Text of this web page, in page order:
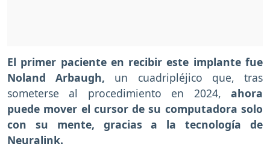
El primer paciente en recibir este implante fue
Noland Arbaugh, un cuadripléjico que, tras
someterse al procedimiento en 2024, ahora
puede mover el cursor de su computadora solo
con su mente, gracias a la tecnología de
Neuralink.